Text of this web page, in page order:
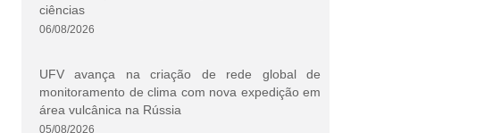
ciências
06/08/2026
UFV avança na criação de rede global de
monitoramento de clima com nova expedição em
área vulcânica na Rússia
05/08/2026